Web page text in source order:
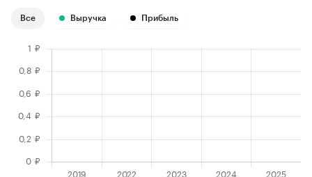
Все Выручка Прибыль